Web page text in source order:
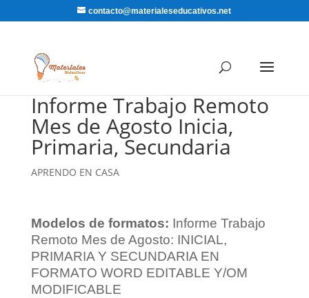
contacto@materialeseducativos.net
Informe Trabajo Remoto
Mes de Agosto Inicia,
Primaria, Secundaria
APRENDO EN CASA
Modelos de formatos: Informe Trabajo
Remoto Mes de Agosto: INICIAL,
PRIMARIA Y SECUNDARIA EN
FORMATO WORD EDITABLE Y/OM
MODIFICABLE